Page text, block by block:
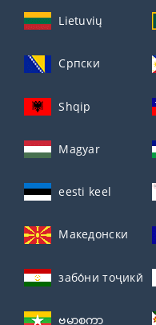
Lietuvių
Српски
Shqip
Magyar
eesti keel
Македонски
забо́ни тоҷикӣ́
ဗမာစကာ